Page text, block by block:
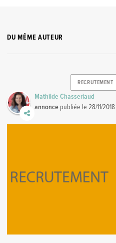
DU MÊME AUTEUR
RECRUTEMENT
Mathilde Chasseriaud
annonce publiée le28/11/2018